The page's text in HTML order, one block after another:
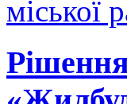
міської